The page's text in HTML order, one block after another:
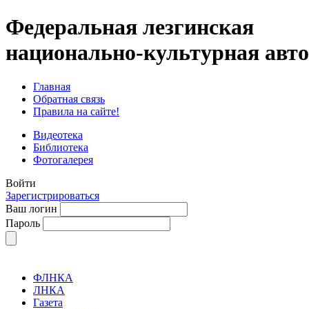
Федеральная лезгинская
национально-культурная
Главная
Обратная связь
Правила на сайте!
Видеотека
Библиотека
Фотогалерея
Войти
Зарегистрироваться
Ваш логин
Пароль
ФЛНКА
ЛНКА
Газета